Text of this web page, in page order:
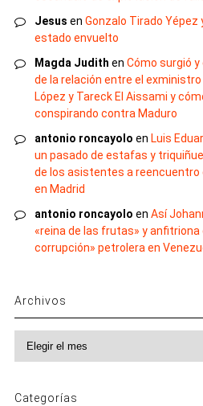
Jesus en Gonzalo Tirado Yépez
estado envuelto
Magda Judith en Cómo surgió
de la relación entre el
López y Tareck El Aissami y
conspirando contra Maduro
antonio roncayolo en Luis
un pasado de estafas y
de los asistentes a reencuentro
en Madrid
antonio roncayolo en Así
«reina de las frutas» y anfitriona
corrupción» petrolera en
Archivos
Archivos
Categorías